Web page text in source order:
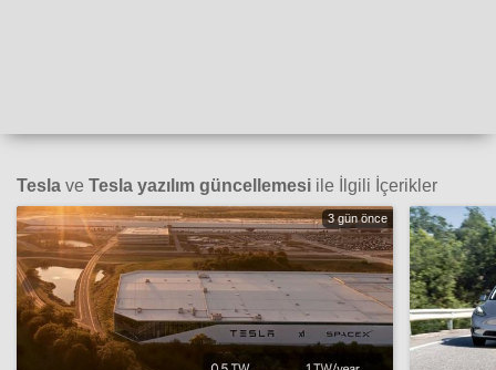
Tesla ve Tesla yazılım güncellemesi ile İlgili İçerikler
3 gün önce